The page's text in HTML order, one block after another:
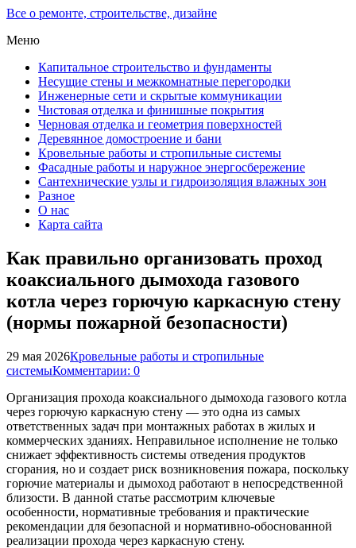
Все о ремонте, строительстве, дизайне
Меню
Капитальное строительство и фундаменты
Несущие стены и межкомнатные перегородки
Инженерные сети и скрытые коммуникации
Чистовая отделка и финишные покрытия
Черновая отделка и геометрия поверхностей
Деревянное домостроение и бани
Кровельные работы и стропильные системы
Фасадные работы и наружное энергосбережение
Сантехнические узлы и гидроизоляция влажных зон
Разное
О нас
Карта сайта
Как правильно организовать проход
коаксиального дымохода газового
котла через горючую каркасную стену
(нормы пожарной безопасности)
29 мая 2026Кровельные работы и стропильные
системыКомментарии: 0
Организация прохода коаксиального дымохода газового котла
через горючую каркасную стену — это одна из самых
ответственных задач при монтажных работах в жилых и
коммерческих зданиях. Неправильное исполнение не только
снижает эффективность системы отведения продуктов
сгорания, но и создает риск возникновения пожара, поскольку
горючие материалы и дымоход работают в непосредственной
близости. В данной статье рассмотрим ключевые
особенности, нормативные требования и практические
рекомендации для безопасной и нормативно-обоснованной
реализации прохода через каркасную стену.